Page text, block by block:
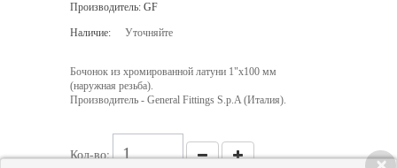
Производитель: GF
Наличие: Уточняйте
Бочонок из хромированной латуни 1"х100 мм
(наружная резьба).
Производитель - General Fittings S.p.A (Италия).
Кол-во: